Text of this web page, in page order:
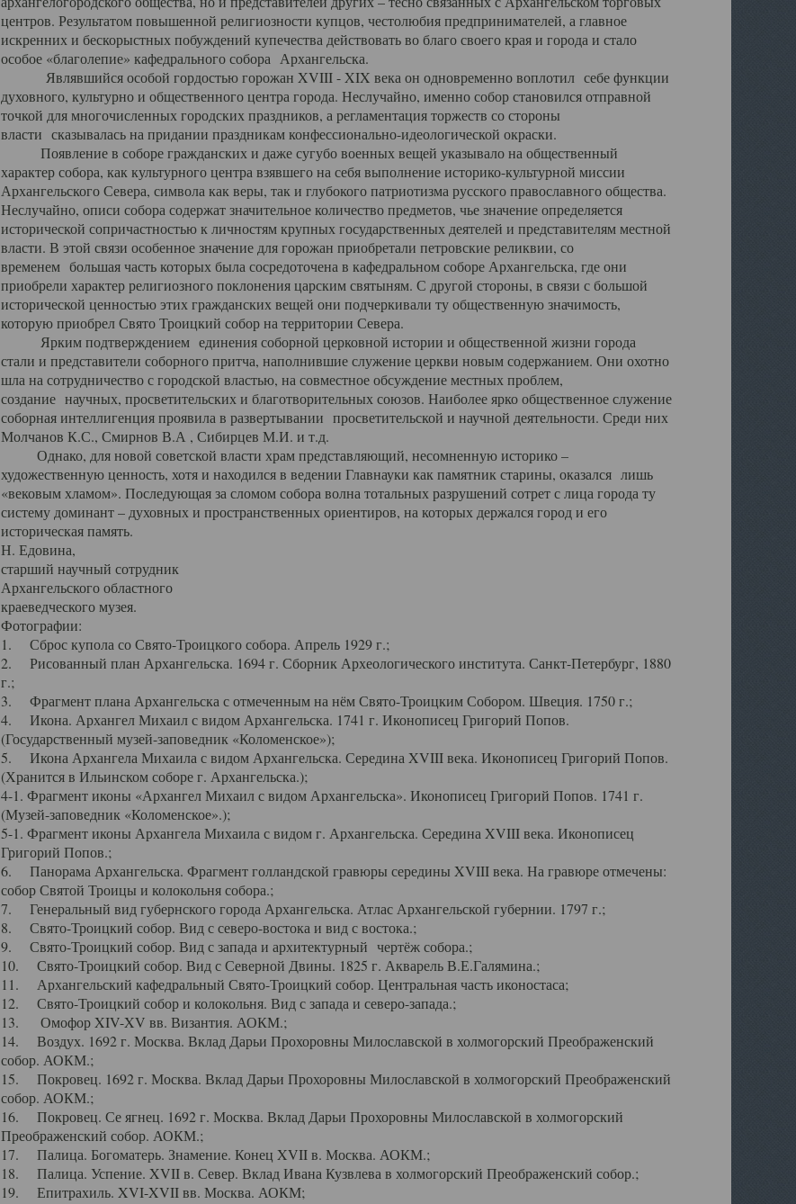
центров. Результатом повышенной религиозности купцов, честолюбия предпринимателей, а главное
искренних и бескорыстных побуждений купечества действовать во благо своего края и города и стало
особое «благолепие» кафедрального собора Архангельска.
Являвшийся особой гордостью горожан XVIII - XIX века он одновременно воплотил себе функции
духовного, культурно и общественного центра города. Неслучайно, именно собор становился отправной
точкой для многочисленных городских праздников, а регламентация торжеств со стороны
власти сказывалась на придании праздникам конфессионально-идеологической окраски.
Появление в соборе гражданских и даже сугубо военных вещей указывало на общественный
характер собора, как культурного центра взявшего на себя выполнение историко-культурной миссии
Архангельского Севера, символа как веры, так и глубокого патриотизма русского православного общества.
Неслучайно, описи собора содержат значительное количество предметов, чье значение определяется
исторической сопричастностью к личностям крупных государственных деятелей и представителям местной
власти. В этой связи особенное значение для горожан приобретали петровские реликвии, со
временем большая часть которых была сосредоточена в кафедральном соборе Архангельска, где они
приобрели характер религиозного поклонения царским святыням. С другой стороны, в связи с большой
исторической ценностью этих гражданских вещей они подчеркивали ту общественную значимость,
которую приобрел Свято Троицкий собор на территории Севера.
Ярким подтверждением единения соборной церковной истории и общественной жизни города
стали и представители соборного притча, наполнившие служение церкви новым содержанием. Они охотно
шла на сотрудничество с городской властью, на совместное обсуждение местных проблем,
создание научных, просветительских и благотворительных союзов. Наиболее ярко общественное служение
соборная интеллигенция проявила в развертывании просветительской и научной деятельности. Среди них
Молчанов К.С., Смирнов В.А , Сибирцев М.И. и т.д.
Однако, для новой советской власти храм представляющий, несомненную историко –
художественную ценность, хотя и находился в ведении Главнауки как памятник старины, оказался лишь
«вековым хламом». Последующая за сломом собора волна тотальных разрушений сотрет с лица города ту
систему доминант – духовных и пространственных ориентиров, на которых держался город и его
историческая память.
Н. Едовина,
старший научный сотрудник
Архангельского областного
краеведческого музея.
Фотографии:
1. Сброс купола со Свято-Троицкого собора. Апрель 1929 г.;
2. Рисованный план Архангельска. 1694 г. Сборник Археологического института. Санкт-Петербург, 1880
г.;
3. Фрагмент плана Архангельска с отмеченным на нём Свято-Троицким Собором. Швеция. 1750 г.;
4. Икона. Архангел Михаил с видом Архангельска. 1741 г. Иконописец Григорий Попов.
(Государственный музей-заповедник «Коломенское»);
5. Икона Архангела Михаила с видом Архангельска. Середина XVIII века. Иконописец Григорий Попов.
(Хранится в Ильинском соборе г. Архангельска.);
4-1. Фрагмент иконы «Архангел Михаил с видом Архангельска». Иконописец Григорий Попов. 1741 г.
(Музей-заповедник «Коломенское».);
5-1. Фрагмент иконы Архангела Михаила с видом г. Архангельска. Середина XVIII века. Иконописец
Григорий Попов.;
6. Панорама Архангельска. Фрагмент голландской гравюры середины XVIII века. На гравюре отмечены:
собор Святой Троицы и колокольня собора.;
7. Генеральный вид губернского города Архангельска. Атлас Архангельской губернии. 1797 г.;
8. Свято-Троицкий собор. Вид с северо-востока и вид с востока.;
9. Свято-Троицкий собор. Вид с запада и архитектурный чертёж собора.;
10. Свято-Троицкий собор. Вид с Северной Двины. 1825 г. Акварель В.Е.Галямина.;
11. Архангельский кафедральный Свято-Троицкий собор. Центральная часть иконостаса;
12. Свято-Троицкий собор и колокольня. Вид с запада и северо-запада.;
13. Омофор XIV-XV вв. Византия. АОКМ.;
14. Воздух. 1692 г. Москва. Вклад Дарьи Прохоровны Милославской в холмогорский Преображенский
собор. АОКМ.;
15. Покровец. 1692 г. Москва. Вклад Дарьи Прохоровны Милославской в холмогорский Преображенский
собор. АОКМ.;
16. Покровец. Се ягнец. 1692 г. Москва. Вклад Дарьи Прохоровны Милославской в холмогорский
Преображенский собор. АОКМ.;
17. Палица. Богоматерь. Знамение. Конец XVII в. Москва. АОКМ.;
18. Палица. Успение. XVII в. Север. Вклад Ивана Кузвлева в холмогорский Преображенский собор.;
19. Епитрахиль. XVI-XVII вв. Москва. АОКМ;